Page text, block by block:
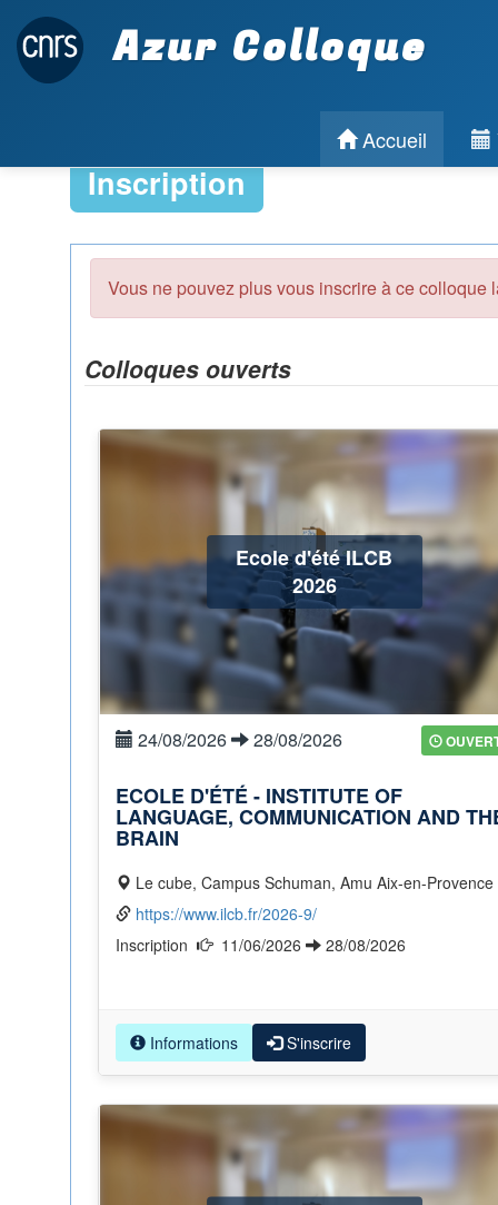
Azur Colloque
Accueil
Inscription
Vous ne pouvez plus vous inscrire à ce colloque
Colloques ouverts
Ecole d'été ILCB
2026
24/08/2026 28/08/2026
ECOLE D'ÉTÉ - INSTITUTE OF
LANGUAGE, COMMUNICATION AND
BRAIN
Le cube, Campus Schuman, Amu Aix-en-Provence
https://www.ilcb.fr/2026-9/
11/06/2026 28/08/2026
Informations S'inscrire